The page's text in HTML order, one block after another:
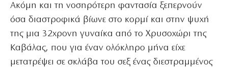
Ακόμη και τη νοσηρότερη φαντασία ξεπερνούν
όσα διαστροφικά βίωνε στο κορμί και στην ψυχή
της μια 32χρονη γυναίκα από το Χρυσοχώρι της
Καβάλας, που για έναν ολόκληρο μήνα είχε
μετατρέψει σε σκλάβα του σεξ ένας διεστραμμένος